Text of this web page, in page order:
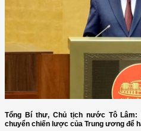
Tổng Bí thư, Chủ tịch nước Tô
chuyển chiến lược của Trung ương để